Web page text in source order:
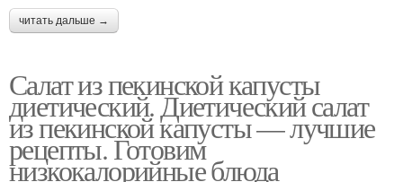
читать дальше →
Салат из пекинской капусты
диетический. Диетический салат
из пекинской капусты — лучшие
рецепты. Готовим
низкокалорийные блюда